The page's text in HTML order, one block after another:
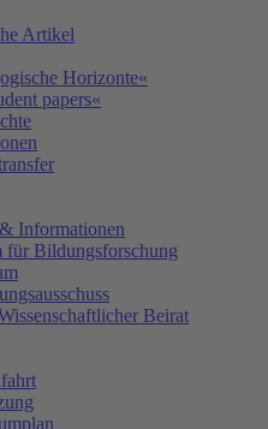
Artikel
Horizonte«
papers«
Informationen
für Bildungsforschung
Beirat